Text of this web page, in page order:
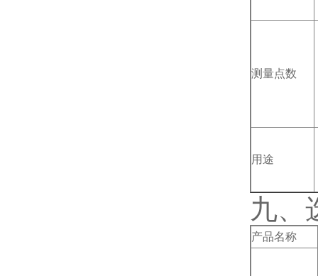
测量点数
用途
九、
产品名称